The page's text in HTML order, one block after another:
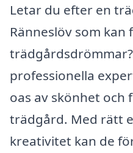
Letar du efter en
Ränneslöv som
professionella
oas av skönhet och
trädgård. Med rätt
kreativitet kan de